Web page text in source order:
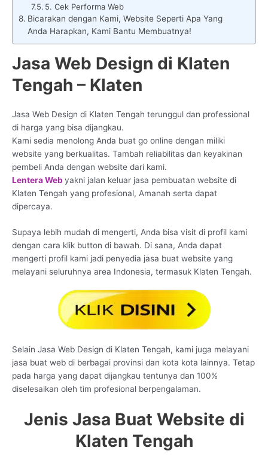
5. Cek Performa Web
Bicarakan dengan Kami, Website Seperti Apa Yang
Anda Harapkan, Kami Bantu Membuatnya!
Jasa Web Design di Klaten
Tengah – Klaten
Jasa Web Design di Klaten Tengah terunggul dan professional
di harga yang bisa dijangkau.
Kami sedia menolong Anda buat go online dengan miliki
website yang berkualitas. Tambah reliabilitas dan keyakinan
pembeli Anda dengan website dari kami.
Lentera Web yakni jalan keluar jasa pembuatan website di
Klaten Tengah yang profesional, Amanah serta dapat
dipercaya.
Supaya lebih mudah di mengerti, Anda bisa visit di profil kami
dengan cara klik button di bawah. Di sana, Anda dapat
mengerti profil kami jadi penyedia jasa buat website yang
melayani seluruhnya area Indonesia, termasuk Klaten Tengah.
Selain Jasa Web Design di Klaten Tengah, kami juga melayani
jasa buat web di berbagai provinsi dan kota kota lainnya. Tetap
pada harga yang dapat dijangkau tentunya dan 100%
diselesaikan oleh tim profesional berpengalaman.
Jenis Jasa Buat Website di
Klaten Tengah